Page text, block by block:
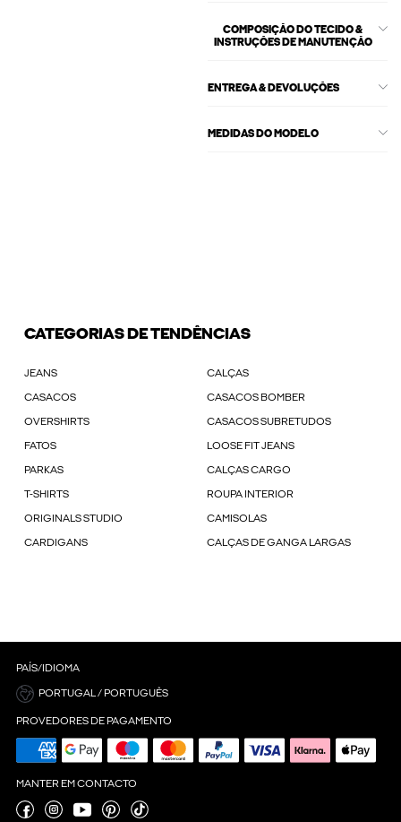
COMPOSIÇÃO DO TECIDO &
INSTRUÇÕES DE MANUTENÇÃO
ENTREGA & DEVOLUÇÕES
MEDIDAS DO MODELO
CATEGORIAS DE TENDÊNCIAS
JEANS CALÇAS
CASACOS CASACOS BOMBER
OVERSHIRTS CASACOS SUBRETUDOS
FATOS LOOSE FIT JEANS
PARKAS CALÇAS CARGO
T-SHIRTS ROUPA INTERIOR
ORIGINALS STUDIO CAMISOLAS
CARDIGANS CALÇAS DE GANGA LARGAS
PAÍS/IDIOMA
PORTUGAL / PORTUGUÊS
PROVEDORES DE PAGAMENTO
MANTER EM CONTACTO